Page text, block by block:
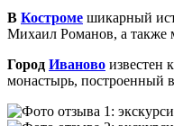
В Костроме шикарный
Михаил Романов, а также
Город Иваново известен
монастырь, построенный